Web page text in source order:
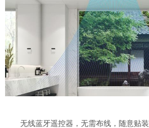
无线蓝牙遥控器，无需布线，随意贴装